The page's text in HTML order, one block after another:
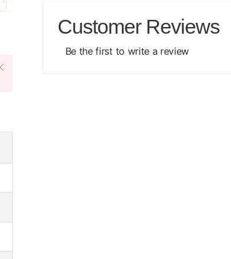
Customer Reviews
Be the first to write a review